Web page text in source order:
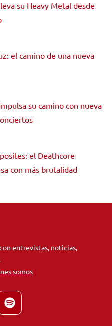
su Heavy Metal desde
el camino de una nueva
su camino con nueva
el Deathcore
con más brutalidad
entrevistas, noticias,
somos
spotify